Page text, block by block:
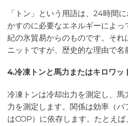
「トン」という用語は、24時間
かすのに必要なエネルギーによっ
紀の氷貿易からのものです。それ
ニットですが、歴史的な理由で名
4.冷凍トンと馬力またはキロワッ
冷凍トンは冷却出力を測定し、
力を測定します。関係は効率（パ
はCOP）に依存します。たとえ